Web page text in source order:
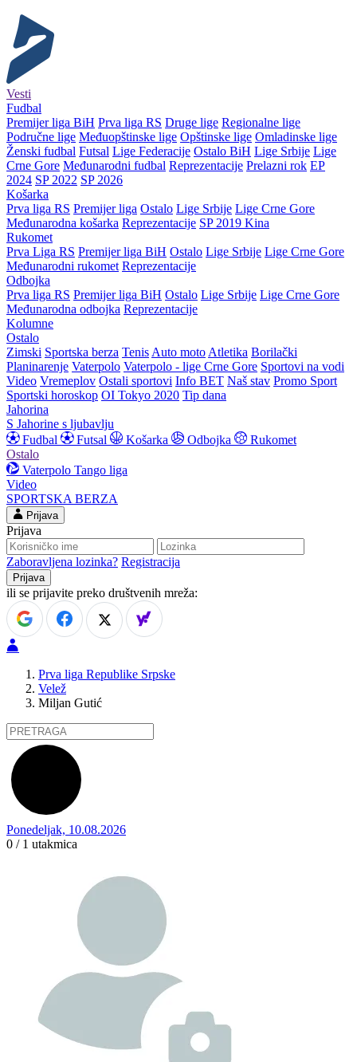
Vesti
Fudbal
Premijer liga BiH Prva liga RS Druge lige Regionalne lige
Područne lige Međuopštinske lige Opštinske lige Omladinske lige
Ženski fudbal Futsal Lige Federacije Ostalo BiH Lige Srbije Lige
Crne Gore Međunarodni fudbal Reprezentacije Prelazni rok EP
2024 SP 2022 SP 2026
Košarka
Prva liga RS Premijer liga Ostalo Lige Srbije Lige Crne Gore
Međunarodna košarka Reprezentacije SP 2019 Kina
Rukomet
Prva Liga RS Premijer liga BiH Ostalo Lige Srbije Lige Crne Gore
Međunarodni rukomet Reprezentacije
Odbojka
Prva liga RS Premijer liga BiH Ostalo Lige Srbije Lige Crne Gore
Međunarodna odbojka Reprezentacije
Kolumne
Ostalo
Zimski Sportska berza Tenis Auto moto Atletika Borilački
Planinarenje Vaterpolo Vaterpolo - lige Crne Gore Sportovi na vodi
Video Vremeplov Ostali sportovi Info BET Naš stav Promo Sport
Sportski horoskop OI Tokyo 2020 Tip dana
Jahorina
S Jahorine s ljubavlju
Fudbal
Futsal Košarka Odbojka
Rukomet
Ostalo
Vaterpolo Tango liga
Video
SPORTSKA BERZA
Prijava
Prijava
Zaboravljena lozinka? Registracija
ili se prijavite preko društvenih mreža:
Prva liga Republike Srpske
Velež
Miljan Gutić
Ponedeljak, 10.08.2026
0 / 1 utakmica